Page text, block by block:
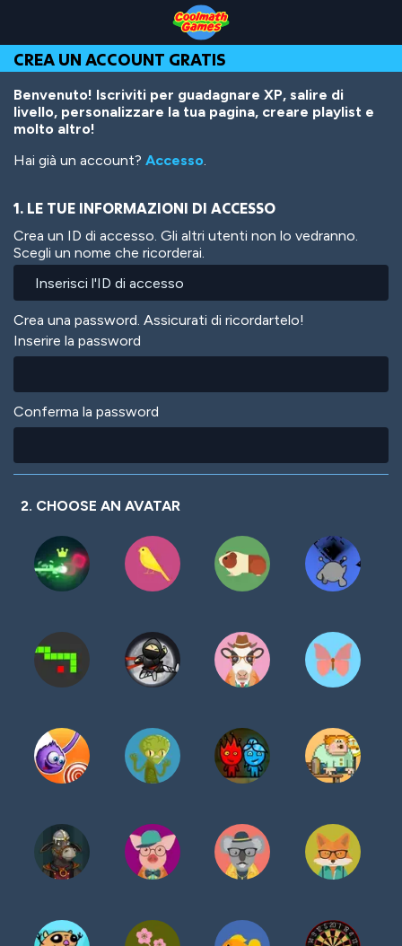
Top
of
Page
Navigation
Main
Content
Footer
contenuto
principale
CREA UN ACCOUNT GRATIS
Benvenuto! Iscriviti per guadagnare XP, salire di
livello, personalizzare la tua pagina, creare playlist e
molto altro!
Hai già un account? Accesso.
1. LE TUE INFORMAZIONI DI ACCESSO
Crea un ID di accesso. Gli altri utenti non lo vedranno.
Scegli un nome che ricorderai.
Crea una password. Assicurati di ricordartelo!
Inserire la password
Conferma la password
2. CHOOSE AN AVATAR